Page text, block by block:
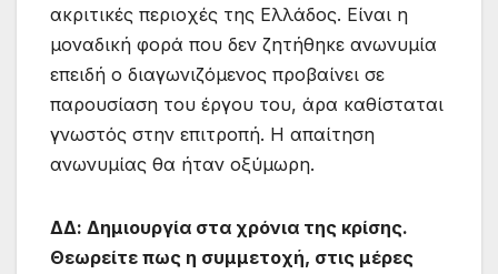
ακριτικές περιοχές της Ελλάδος. Είναι η
μοναδική φορά που δεν ζητήθηκε ανωνυμία
επειδή ο διαγωνιζόμενος προβαίνει σε
παρουσίαση του έργου του, άρα καθίσταται
γνωστός στην επιτροπή. Η απαίτηση
ανωνυμίας θα ήταν οξύμωρη.
ΔΔ: Δημιουργία στα χρόνια της κρίσης.
Θεωρείτε πως η συμμετοχή, στις μέρες